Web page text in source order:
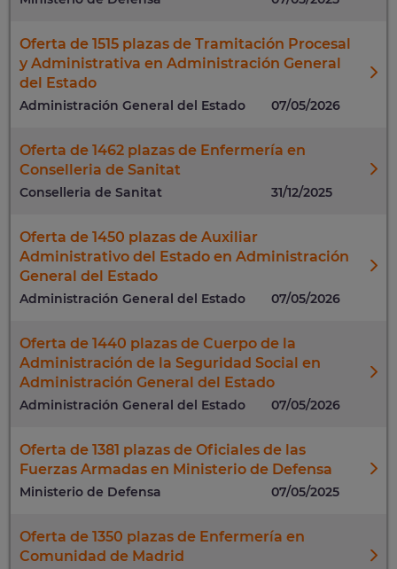
Oferta de 1515 plazas de Tramitación Procesal
y Administrativa en Administración General
del Estado
Administración General del Estado 07/05/2026
Oferta de 1462 plazas de Enfermería en
Conselleria de Sanitat
Conselleria de Sanitat 31/12/2025
Oferta de 1450 plazas de Auxiliar
Administrativo del Estado en Administración
General del Estado
Administración General del Estado 07/05/2026
Oferta de 1440 plazas de Cuerpo de la
Administración de la Seguridad Social en
Administración General del Estado
Administración General del Estado 07/05/2026
Oferta de 1381 plazas de Oficiales de las
Fuerzas Armadas en Ministerio de Defensa
Ministerio de Defensa 07/05/2025
Oferta de 1350 plazas de Enfermería en
Comunidad de Madrid